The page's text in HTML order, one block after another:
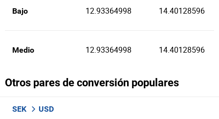
Bajo 12.93364998 14.40128596
Medio 12.93364998 14.40128596
Otros pares de conversión populares
SEK USD